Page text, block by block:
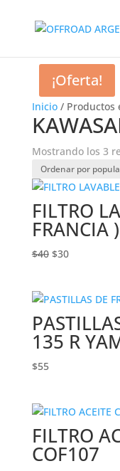
Inicio/ Productos
Mostrando los 3
¡Oferta!
FILTRO
FRANCIA )
$40 El
era:
$40.
$30El
es:
$30.
135 R
$55
FILTRO
COF107